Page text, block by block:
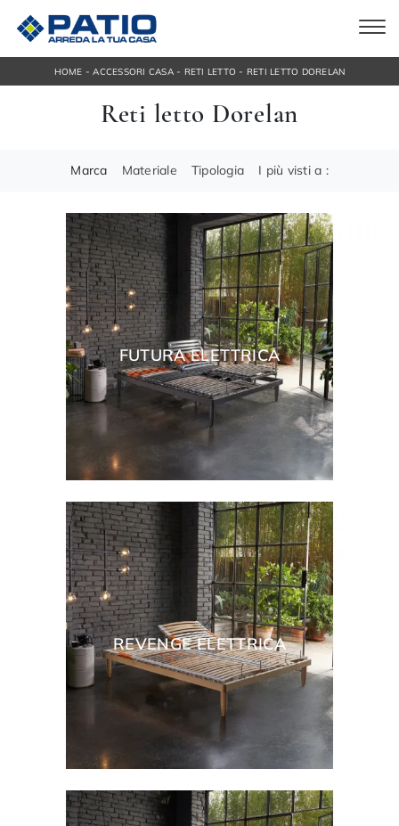
HOME -ACCESSORI CASA- RETI LETTO - RETI LETTO DORELAN
Reti letto Dorelan
Marca Materiale Tipologia I più visti a :
FUTURA ELETTRICA
REVENGE ELETTRICA